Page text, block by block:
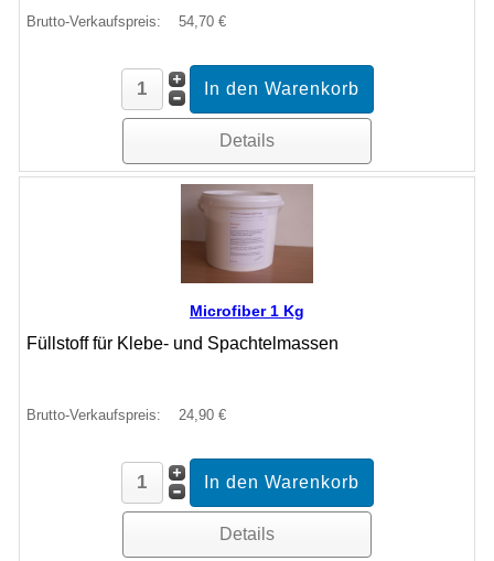
Brutto-Verkaufspreis: 54,70 €
Details
Microfiber 1 Kg
Füllstoff für Klebe- und Spachtelmassen
Brutto-Verkaufspreis: 24,90 €
Details